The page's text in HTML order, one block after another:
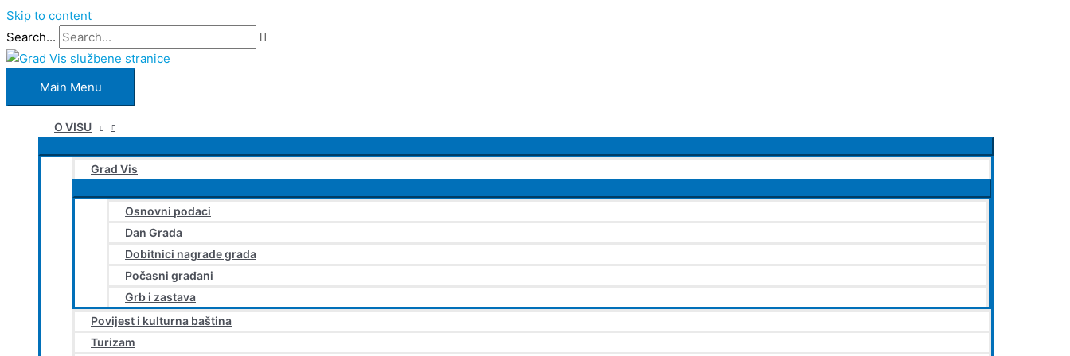
Skip to content
Search...
Main Menu
O VISU
Grad Vis
Osnovni podaci
Dan Grada
Dobitnici nagrade grada
Počasni građani
Grb i zastava
Povijest i kulturna baština
Turizam